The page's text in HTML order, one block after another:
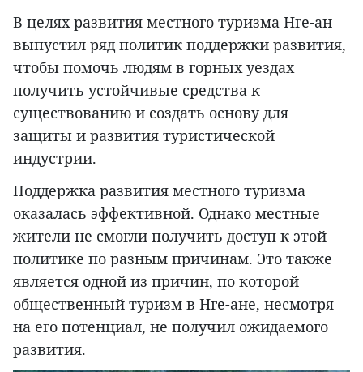
В целях развития местного туризма Нге-ан
выпустил ряд политик поддержки развития,
чтобы помочь людям в горных уездах
получить устойчивые средства к
существованию и создать основу для
защиты и развития туристической
индустрии.
Поддержка развития местного туризма
оказалась эффективной. Однако местные
жители не смогли получить доступ к этой
политике по разным причинам. Это также
является одной из причин, по которой
общественный туризм в Нге-ане, несмотря
на его потенциал, не получил ожидаемого
развития.